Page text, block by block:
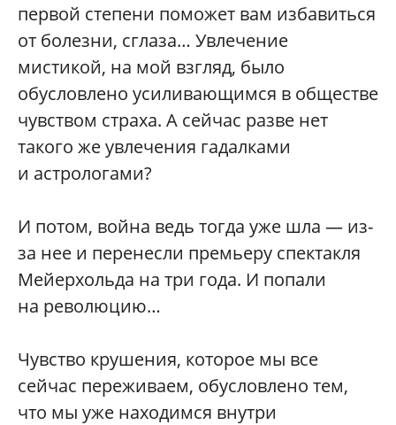
первой степени поможет вам избавиться
от болезни, сглаза… Увлечение
мистикой, на мой взгляд, было
обусловлено усиливающимся в обществе
чувством страха. А сейчас разве нет
такого же увлечения гадалками
и астрологами?
И потом, война ведь тогда уже шла — из-
за нее и перенесли премьеру спектакля
Мейерхольда на три года. И попали
на революцию…
Чувство крушения, которое мы все
сейчас переживаем, обусловлено тем,
что мы уже находимся внутри